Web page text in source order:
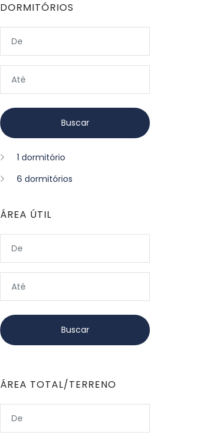
DORMITÓRIOS
1 dormitório
6 dormitórios
ÁREA ÚTIL
ÁREA TOTAL/TERRENO